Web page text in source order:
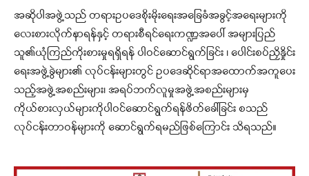
အဆိုပါအဖွဲ့သည် တရားဥပဒေစိုးမိုးရေးအခြေခံအခွင့်အရေးများကို
လေးစားလိုက်နာရန်နှင့် တရားစီရင်ရေးကဏ္ဍအပေါ် အများပြည်
သူ၏ယုံကြည်ကိုးစားမှုရရှိရန် ပါဝင်ဆောင်ရွက်ခြင်း ၊ ပေါင်းစပ်ညှိနှိုင်း
ရေးအဖွဲ့ခွဲများ၏ လုပ်ငန်းများတွင် ဥပဒေဆိုင်ရာအထောက်အကူပေး
သည့်အဖွဲ့အစည်းများ၊ အရပ်ဘက်လူမှုအဖွဲ့အစည်းများမှ
ကိုယ်စားလှယ်များကိုပါဝင်ဆောင်ရွက်ရန်ဖိတ်ခေါ်ခြင်း စသည်
လုပ်ငန်းတာဝန်များကို ဆောင်ရွက်ရမည်ဖြစ်ကြောင်း သိရသည်။